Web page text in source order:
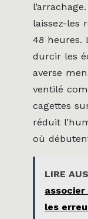
laissez-les
48 heures.
durcir les
averse
ventilé
cagettes
réduit
où
LIRE
les